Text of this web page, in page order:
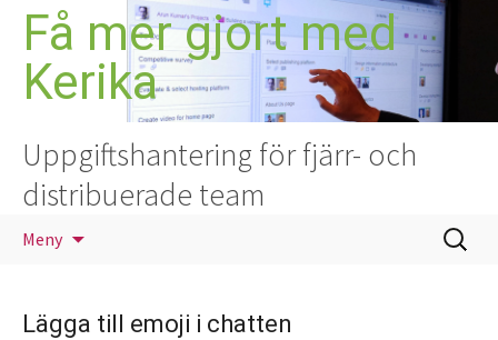
Hoppa
innehåll
Få mer gjort med
Kerika
Uppgiftshantering för fjärr- och
distribuerade team
Meny
Sök
efter:
Lägga till emoji i chatten